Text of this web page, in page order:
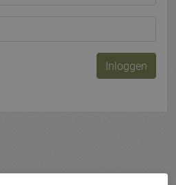
Inloggen